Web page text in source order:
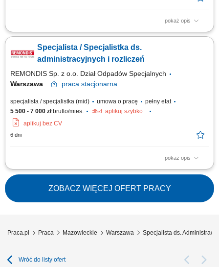
pokaż opis
Zakres obowiązków Prowadzenie i aktualizacja dokumentacji technicznej
wewnętrznych oraz instytucji zewnętrznych; Przygotowywanie
harmonogramów przeglądów; Współpraca z działem technicznym w
Specjalista / Specjalistka ds.
administracyjnych i rozliczeń
REMONDIS Sp. z o.o. Dział Odpadów Specjalnych
Warszawa
praca stacjonarna
specjalista / specjalistka (mid) umowa o pracę
pełny etat
5 500 - 7 000 złbrutto/mies.
aplikuj szybko
aplikuj bez CV
6 dni
pokaż opis
Twój dzień pracy będzie składał się z: obsługi systemu informatycznego
funkcjonującego w Spółce; prac administracyjnych związanych z
działalnością spółki; obsługi klienta na podstawie otrzymanych
zamówień; raportowania; prowadzenia dokumentacji;
ZOBACZ WIĘCEJ OFERT PRACY
Praca.pl Praca Mazowieckie Warszawa Specjalista ds.
Wróć do listy ofert